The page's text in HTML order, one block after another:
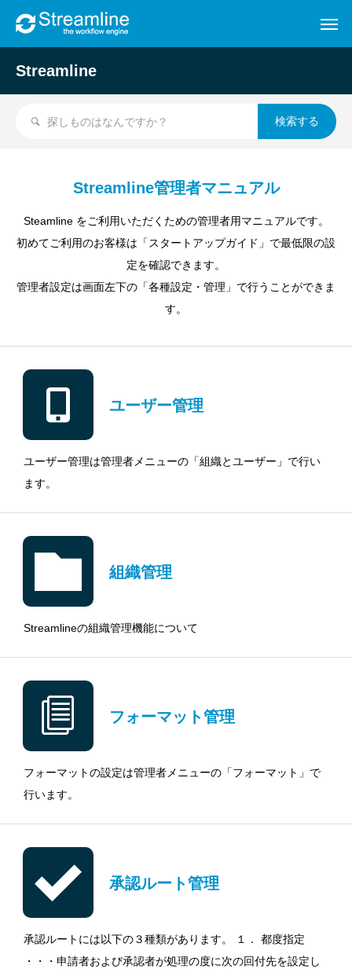
Streamline
Streamline管理者マニュアル
Steamline をご利用いただくための管理者用マニュアルです。
初めてご利用のお客様は「スタートアップガイド」で最低限の設
定を確認できます。
管理者設定は画面左下の「各種設定・管理」で行うことができま
す。
ユーザー管理
ユーザー管理は管理者メニューの「組織とユーザー」で行い
ます。
組織管理
Streamlineの組織管理機能について
フォーマット管理
フォーマットの設定は管理者メニューの「フォーマット」で
行います。
承認ルート管理
承認ルートには以下の３種類があります。 １． 都度指定
・・・申請者および承認者が処理の度に次の回付先を設定し